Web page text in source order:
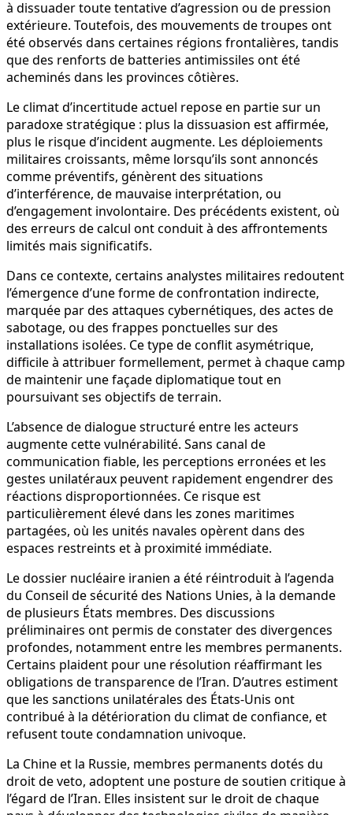
à dissuader toute tentative d’agression ou de pression
extérieure. Toutefois, des mouvements de troupes ont
été observés dans certaines régions frontalières, tandis
que des renforts de batteries antimissiles ont été
acheminés dans les provinces côtières.
Le climat d’incertitude actuel repose en partie sur un
paradoxe stratégique : plus la dissuasion est affirmée,
plus le risque d’incident augmente. Les déploiements
militaires croissants, même lorsqu’ils sont annoncés
comme préventifs, génèrent des situations
d’interférence, de mauvaise interprétation, ou
d’engagement involontaire. Des précédents existent, où
des erreurs de calcul ont conduit à des affrontements
limités mais significatifs.
Dans ce contexte, certains analystes militaires redoutent
l’émergence d’une forme de confrontation indirecte,
marquée par des attaques cybernétiques, des actes de
sabotage, ou des frappes ponctuelles sur des
installations isolées. Ce type de conflit asymétrique,
difficile à attribuer formellement, permet à chaque camp
de maintenir une façade diplomatique tout en
poursuivant ses objectifs de terrain.
L’absence de dialogue structuré entre les acteurs
augmente cette vulnérabilité. Sans canal de
communication fiable, les perceptions erronées et les
gestes unilatéraux peuvent rapidement engendrer des
réactions disproportionnées. Ce risque est
particulièrement élevé dans les zones maritimes
partagées, où les unités navales opèrent dans des
espaces restreints et à proximité immédiate.
Le dossier nucléaire iranien a été réintroduit à l’agenda
du Conseil de sécurité des Nations Unies, à la demande
de plusieurs États membres. Des discussions
préliminaires ont permis de constater des divergences
profondes, notamment entre les membres permanents.
Certains plaident pour une résolution réaffirmant les
obligations de transparence de l’Iran. D’autres estiment
que les sanctions unilatérales des États-Unis ont
contribué à la détérioration du climat de confiance, et
refusent toute condamnation univoque.
La Chine et la Russie, membres permanents dotés du
droit de veto, adoptent une posture de soutien critique à
l’égard de l’Iran. Elles insistent sur le droit de chaque